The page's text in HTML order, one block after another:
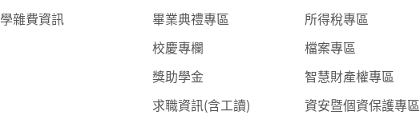
學雜費資訊
畢業典禮專區
校慶專欄
獎助學金
求職資訊(含工讀)
所得稅專區
檔案專區
智慧財產權專區
資安暨個資保護專區